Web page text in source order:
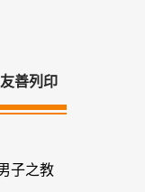
友善列印
子之教